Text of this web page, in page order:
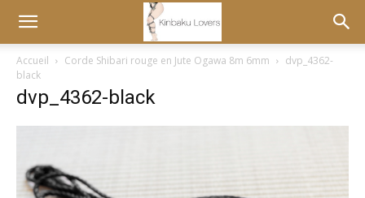
Accueil Corde Shibari rouge en Jute Ogawa 8m 6mm
dvp_4362-
black
dvp_4362-black